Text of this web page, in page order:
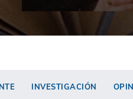
INVESTIGACIÓN